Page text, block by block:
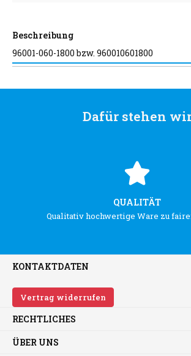
Beschreibung
96001-060-1800 bzw. 960010601800
Dafür stehen
QUALITÄT
Qualitativ hochwertige Ware zu
KONTAKTDATEN
Vertrag widerrufen
RECHTLICHES
ÜBER UNS